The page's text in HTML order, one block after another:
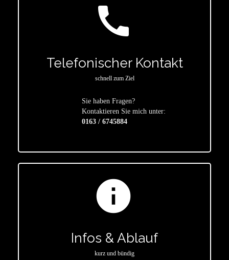
call
Telefonischer Kontakt
schnell zum Ziel
Sie haben Fragen?
Kontaktieren Sie mich unter:
0163 / 6745884
info
Infos & Ablauf
kurz und bündig